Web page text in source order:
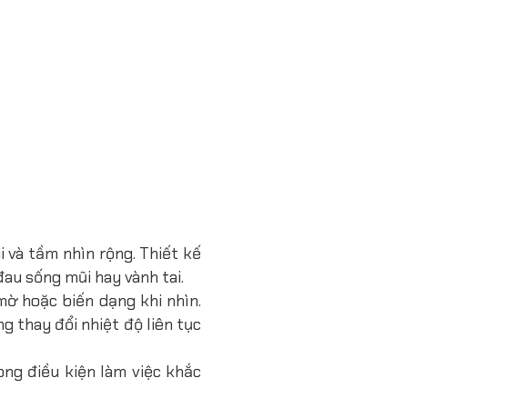
và tầm nhìn rộng. Thiết kế
sống mũi hay vành tai.
hoặc biến dạng khi nhìn.
thay đổi nhiệt độ liên tục
điều kiện làm việc khắc